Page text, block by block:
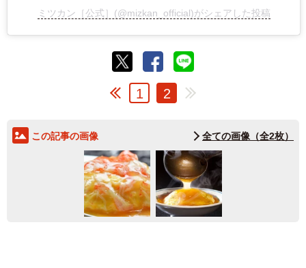
ミツカン［公式］(@mizkan_official)がシェアした投稿
1 2
この記事の画像 全ての画像（全2枚）